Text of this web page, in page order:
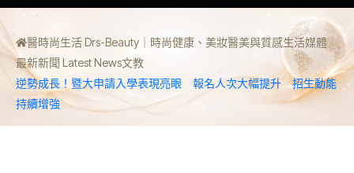
醫時尚生活 Drs-Beauty｜時尚健康、美妝醫美與質感生活媒體
最新新聞 Latest News文教
逆勢成長！暨大申請入學表現亮眼 報名人次大幅提升 招生動能
持續增強